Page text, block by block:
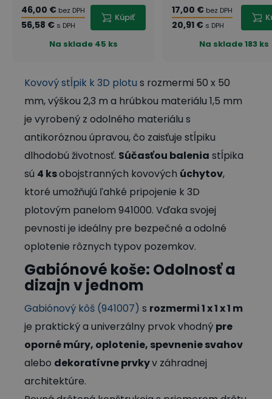
46,00 € bez DPH
56,58 € s DPH
Kúpiť
Na sklade 45 ks
17,00 € bez DPH
20,91 € s DPH
Na sklade183 ks
Kovový stĺpik k 3D plotu s rozmermi 50 x 50
mm, výškou 2,3 ​​m a hrúbkou materiálu 1,5 mm
je vyrobený z odolného materiálu s
antikoróznou úpravou, čo zaisťuje stĺpiku
dlhodobú životnosť. Súčasťou balenia stĺpika
sú 4 ksobojstranných kovových úchytov,
ktoré umožňujú ľahké pripojenie k 3D
plotovým panelom 941000. Vďaka svojej
pevnosti je ideálny pre bezpečné a odolné
oplotenie rôznych typov pozemkov.
Gabiónové koše: Odolnosť a
dizajn v jednom
Gabiónový kôš (941007) s rozmermi 1 x 1 x 1 m
je praktický a univerzálny prvok vhodný pre
oporné múry, oplotenie, spevnenie svahov
alebo dekoratívne prvkyv záhradnej
architektúre.